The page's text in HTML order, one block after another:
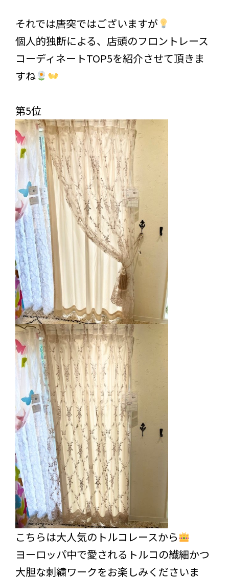
それでは唐突ではございますが
個人的独断による、店頭のフロントレース
コーディネートTOP5を紹介させて頂きま
すね
第5位
こちらは大人気のトルコレースから
ヨーロッパ中で愛されるトルコの繊細かつ
大胆な刺繍ワークをお楽しみくださいま